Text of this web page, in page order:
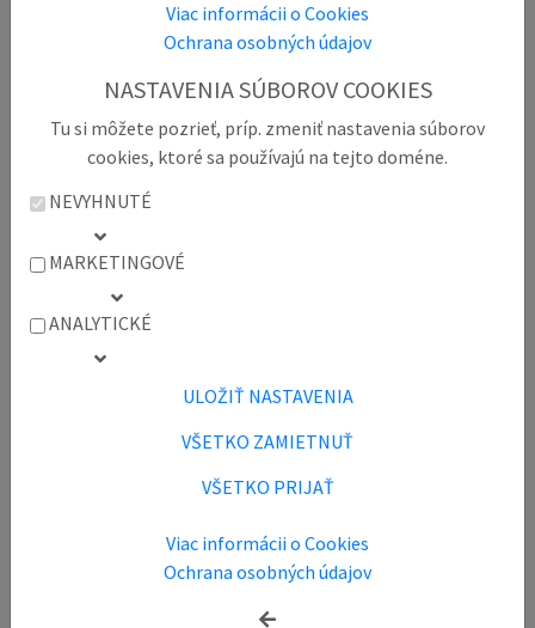
Klientske centrum tiež slúži ako miesto pre
žiadostí klientov o informácieo tom, aké údaje o nich
spracováva NBCB. Klienti tu tiež môžu podávaťsťažnosti
informáciamispracovávanými NBCB
Výpis z Nebankového registra
klientskych informácií
Oprava nepresných alebo
Nebankovom registri klientskych
informácií
Kto môže požadovať služby
klientskeho centra?
Viac informácii o Cookies
Ochrana osobných údajov
NASTAVENIA SÚBOROV COOKIES
Tu si môžete pozrieť, príp. zmeniť nastavenia súborov
cookies, ktoré sa používajú na tejto doméne.
NEVYHNUTÉ
MARKETINGOVÉ
ANALYTICKÉ
ULOŽIŤ NASTAVENIA
VŠETKO ZAMIETNUŤ
VŠETKO PRIJAŤ
Viac informácii o Cookies
Ochrana osobných údajov